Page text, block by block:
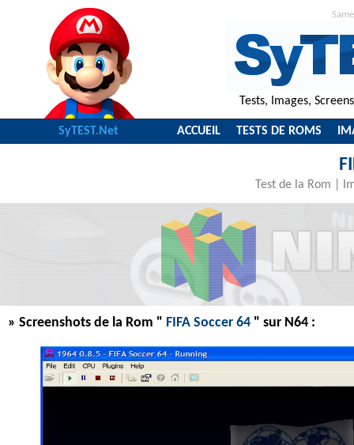
Tests, Images,
SyTEST.Net ACCUEIL TESTS DE ROMS
Test de la Rom
» Screenshots de la Rom " FIFA Soccer 64 " sur N64 :